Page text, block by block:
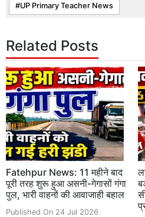
UP Primary Teacher News
Related Posts
Fatehpur News: 11 महीने बाद
पूरी तरह शुरू हुआ असनी-गेगासों गंगा
पुल, भारी वाहनों की आवाजाही बहाल
Published On 24 Jul 2026